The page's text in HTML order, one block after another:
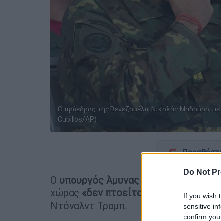
Do Not
If you wish
sensitive
confirm
Ο πρόεδρος της Βενεζουέλα, Νικολάς Μαδούρο,
Cubillos/AP)
Ο υπουργός Άμυνας
χώρας «δεν πτοείται» από τις
Ντόναλντ Τραμπ.